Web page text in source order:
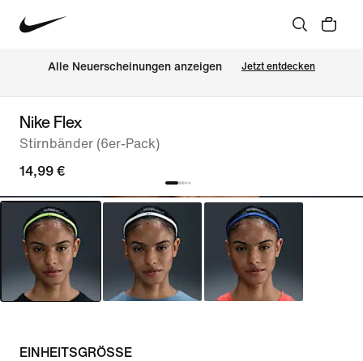
Alle Neuerscheinungen anzeigen Jetzt entdecken
Nike Flex
Stirnbänder (6er-Pack)
14,99 €
EINHEITSGRÖSSE